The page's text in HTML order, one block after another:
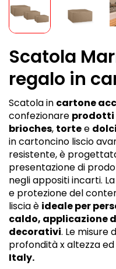
Scatola
regalo in
Scatola in cartone
confezionare prodotti
brioches, tortee
in cartoncino liscio
resistente, è
presentazione di
negli appositi incarti.
e protezione del
liscia è ideale per
caldo, applicazione
decorativi. Le misure
profondità x altezza
Italy.